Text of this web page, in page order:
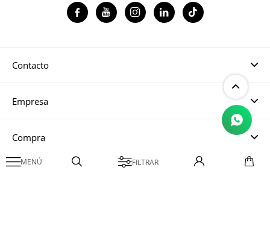

Contacto
Empresa
Compra
   